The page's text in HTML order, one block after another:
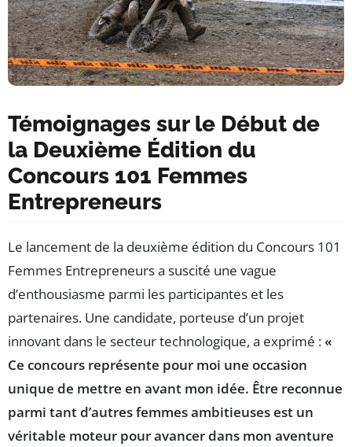
Témoignages sur le Début de
la Deuxième Édition du
Concours 101 Femmes
Entrepreneurs
Le lancement de la deuxième édition du Concours 101
Femmes Entrepreneurs a suscité une vague
d’enthousiasme parmi les participantes et les
partenaires. Une candidate, porteuse d’un projet
innovant dans le secteur technologique, a exprimé :«
Ce concours représente pour moi une occasion
unique de mettre en avant mon idée. Être reconnue
parmi tant d’autres femmes ambitieuses est un
véritable moteur pour avancer dans mon aventure